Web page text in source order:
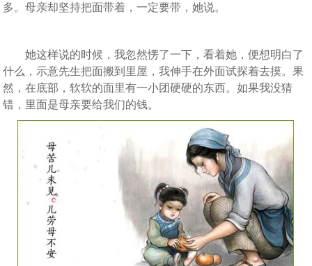
多。母亲却坚持把面带着，一定要带，她说。
她这样说的时候，我忽然愣了一下，看着她，便想明白了
什么，示意先生把面搬到里屋，我伸手在外面试探着去摸。果
然，在底部，软软的面里有一小团硬硬的东西。如果我没猜
错，里面是母亲要给我们的钱。